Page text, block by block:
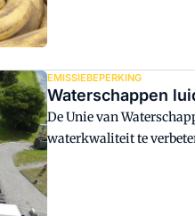
EMISSIEBEPERKING
Waterschappen
De Unie van
waterkwaliteit te